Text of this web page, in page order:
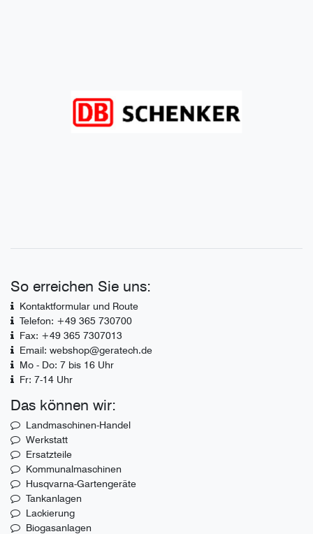
So erreichen Sie uns:
Kontaktformular und Route
Telefon: +49 365 730700
Fax: +49 365 7307013
Email: webshop@geratech.de
Mo - Do: 7 bis 16 Uhr
Fr: 7-14 Uhr
Das können wir:
Landmaschinen-Handel
Werkstatt
Ersatzteile
Kommunalmaschinen
Husqvarna-Gartengeräte
Tankanlagen
Lackierung
Biogasanlagen